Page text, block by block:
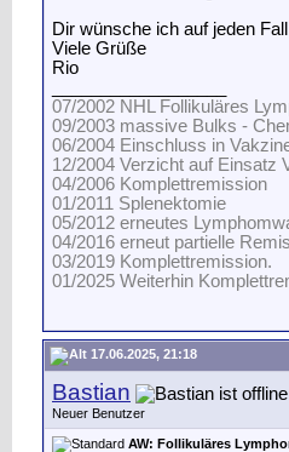
Dir wünsche ich auf jeden
Viele Grüße
Rio
07/2002 NHL Follikuläres
09/2003 massive Bulks -
06/2004 Einschluss in
12/2004 Verzicht auf Einsatz
04/2006 Komplettremission
01/2011 Splenektomie
05/2012 erneutes
04/2016 erneut partielle
03/2019 Komplettremission.
01/2025 Weiterhin
17.06.2025, 21:18
Bastian
Neuer Benutzer
AW: Follikuläres